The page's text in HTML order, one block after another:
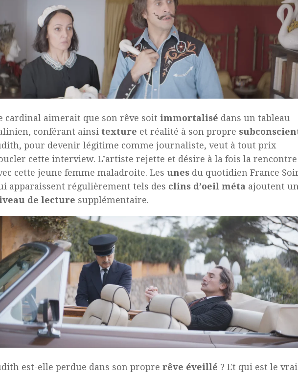
cardinal aimerait que son rêve soit immortalisé dans un tableau
conférant ainsi texture et réalité à son propre
pour devenir légitime comme journaliste, veut à tout prix
cette interview. L’artiste rejette et désire à la fois la rencontre
cette jeune femme maladroite. Les unes du quotidien France
apparaissent régulièrement tels des clins d’oeil méta ajoutent
de lecture supplémentaire.
est-elle perdue dans son propre rêve éveillé ? Et qui est le vrai